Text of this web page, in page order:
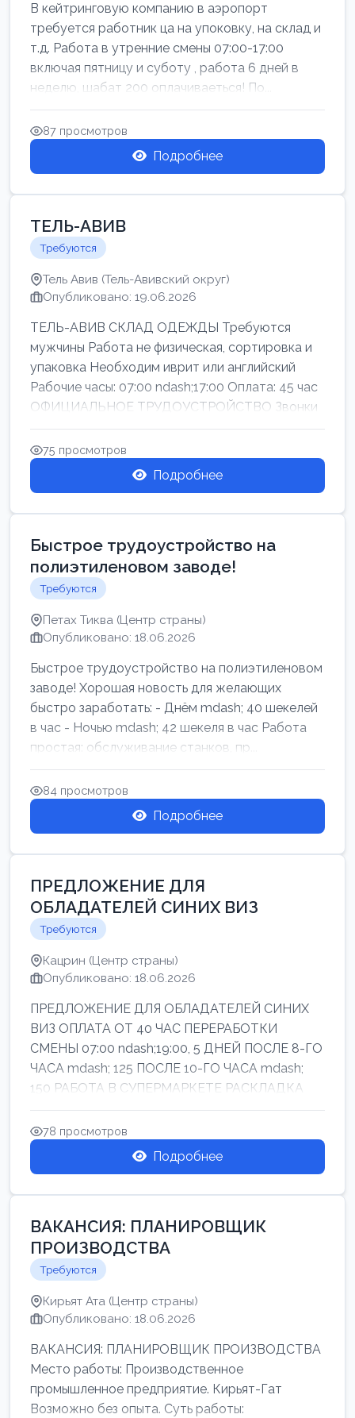
В кейтринговую компанию в аэропорт
требуется работник ца на упоковку, на склад и
т.д. Работа в утренние смены 07:00-17:00
включая пятницу и суботу , работа 6 дней в
неделю, шабат 200 оплачиваеться! По...
87 просмотров
Подробнее
ТЕЛЬ-АВИВ
Требуются
Тель Авив (Тель-Авивский округ)
Опубликовано: 19.06.2026
ТЕЛЬ-АВИВ СКЛАД ОДЕЖДЫ Требуются
мужчины Работа не физическая, сортировка и
упаковка Необходим иврит или английский
Рабочие часы: 07:00 ndash;17:00 Оплата: 45 час
ОФИЦИАЛЬНОЕ ТРУДОУСТРОЙСТВО Звонки
75 просмотров
Подробнее
Быстрое трудоустройство на
полиэтиленовом заводе!
Требуются
Петах Тиква (Центр страны)
Опубликовано: 18.06.2026
Быстрое трудоустройство на полиэтиленовом
заводе! Хорошая новость для желающих
быстро заработать: - Днём mdash; 40 шекелей
в час - Ночью mdash; 42 шекеля в час Работа
простая: обслуживание станков, пр...
84 просмотров
Подробнее
ПРЕДЛОЖЕНИЕ ДЛЯ
ОБЛАДАТЕЛЕЙ СИНИХ ВИЗ
Требуются
Кацрин (Центр страны)
Опубликовано: 18.06.2026
ПРЕДЛОЖЕНИЕ ДЛЯ ОБЛАДАТЕЛЕЙ СИНИХ
ВИЗ ОПЛАТА ОТ 40 ЧАС ПЕРЕРАБОТКИ
СМЕНЫ 07:00 ndash;19:00, 5 ДНЕЙ ПОСЛЕ 8-ГО
ЧАСА mdash; 125 ПОСЛЕ 10-ГО ЧАСА mdash;
150 РАБОТА В СУПЕРМАРКЕТЕ РАСКЛАДКА
ТОВАРОВ НЕ ТЯЖ...
78 просмотров
Подробнее
ВАКАНСИЯ: ПЛАНИРОВЩИК
ПРОИЗВОДСТВА
Требуются
Кирьят Ата (Центр страны)
Опубликовано: 18.06.2026
ВАКАНСИЯ: ПЛАНИРОВЩИК ПРОИЗВОДСТВА
Место работы: Производственное
промышленное предприятие. Кирьят-Гат
Возможно без опыта. Суть работы: